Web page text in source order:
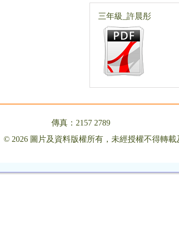
三年級_許晨彤
傳真：2157 2789
© 2026 圖片及資料版權所有，未經授權不得轉載